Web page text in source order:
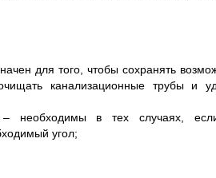
для того, чтобы сохранять
канализационные трубы и
– необходимы в тех случаях,
угол;